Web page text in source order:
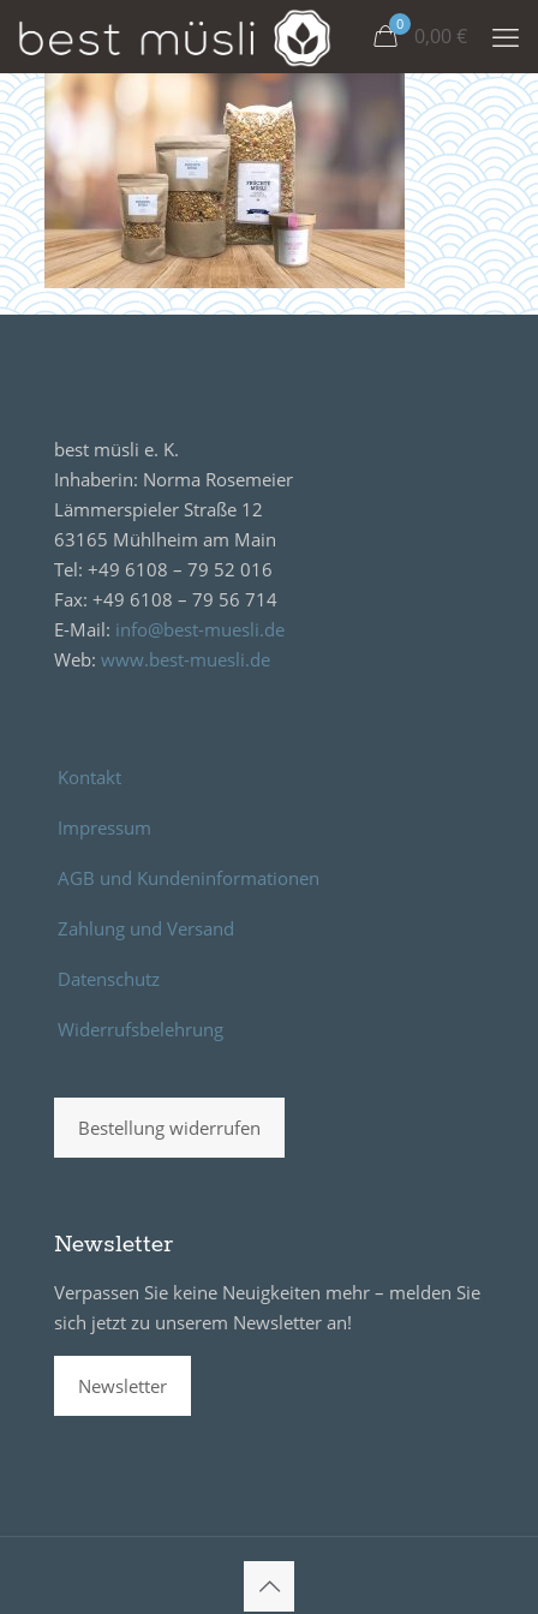
0 0,00 €
best müsli e. K.
Inhaberin: Norma Rosemeier
Lämmerspieler Straße 12
63165 Mühlheim am Main
Tel: +49 6108 – 79 52 016
Fax: +49 6108 – 79 56 714
E-Mail: info@best-muesli.de
Web: www.best-muesli.de
Kontakt
Impressum
AGB und Kundeninformationen
Zahlung und Versand
Datenschutz
Widerrufsbelehrung
Bestellung widerrufen
Newsletter
Verpassen Sie keine Neuigkeiten mehr – melden Sie
sich jetzt zu unserem Newsletter an!
Newsletter